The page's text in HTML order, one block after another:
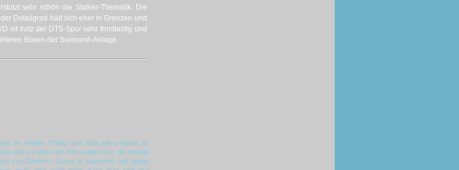
sehr schön die Stalker-Thematik. Die
Detailgrad hält sich eher in Grenzen und
ist trotz der DTS-Spur sehr frontlastig und
Boxen der Surround-Anlage.
ein simpler Thriller und nicht wie erwartet ein
und so liefert der Film solide Kost, die oftmals
von Downers Grove ist spannend und gegen